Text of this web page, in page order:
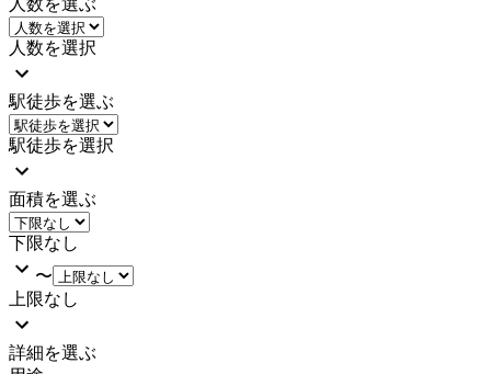
人数を選択
駅徒歩を選ぶ
駅徒歩を選択
面積を選ぶ
下限なし
〜
上限なし
詳細を選ぶ